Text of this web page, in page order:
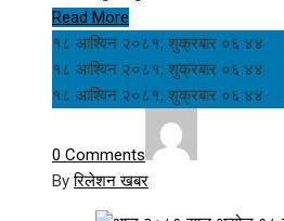
Read More
१८ आश्विन २०८१, शुक्रबार ०६:४४
१८ आश्विन २०८१, शुक्रबार ०६:४४
१८ आश्विन २०८१, शुक्रबार ०६:४४
0 Comments
Byरिलेशन खबर